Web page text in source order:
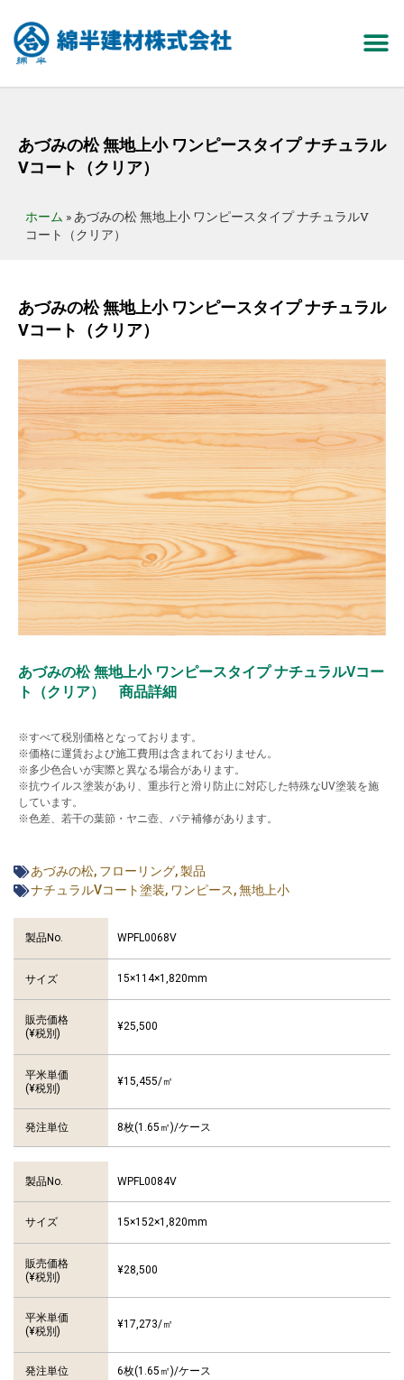
あづみの松 無地上小 ワンピースタイプ ナチュラル
Vコート（クリア）
ホーム »あづみの松 無地上小 ワンピースタイプ ナチュラルV
コート（クリア）
あづみの松 無地上小 ワンピースタイプ ナチュラル
Vコート（クリア）
あづみの松 無地上小 ワンピースタイプ ナチュラルVコー
ト（クリア） 商品詳細
※すべて税別価格となっております。
※価格に運賃および施工費用は含まれておりません。
※多少色合いが実際と異なる場合があります。
※抗ウイルス塗装があり、重歩行と滑り防止に対応した特殊なUV塗装を施
しています。
※色差、若干の葉節・ヤニ壺、パテ補修があります。
あづみの松, フローリング,製品
ナチュラルVコート塗装, ワンピース,無地上小
製品No. WPFL0068V
サイズ 15×114×1,820mm
販売価格
(¥税別)
¥25,500
平米単価
(¥税別)
¥15,455/㎡
発注単位 8枚(1.65㎡)/ケース
製品No. WPFL0084V
サイズ 15×152×1,820mm
販売価格
(¥税別)
¥28,500
平米単価
(¥税別)
¥17,273/㎡
発注単位 6枚(1.65㎡)/ケース